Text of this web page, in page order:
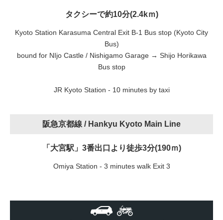
タクシーで約10分(2.4kｍ)
Kyoto Station Karasuma Central Exit B-1 Bus stop (Kyoto City
Bus)
bound for NIjo Castle / Nishigamo Garage → Shijo Horikawa
Bus stop
JR Kyoto Station - 10 minutes by taxi
阪急京都線 / Hankyu Kyoto Main Line
「大宮駅」3番出口より徒歩3分(190ｍ)
Omiya Station - 3 minutes walk Exit 3